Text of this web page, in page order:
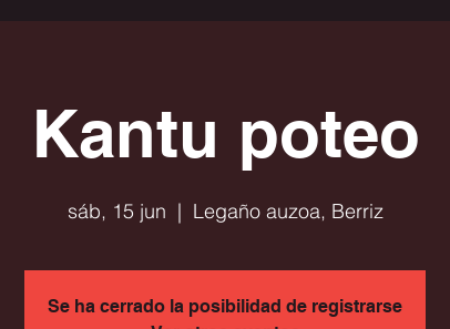
Kantu poteo
sáb, 15 jun
  |
Legaño auzoa, Berriz
Se ha cerrado la posibilidad de registrarse